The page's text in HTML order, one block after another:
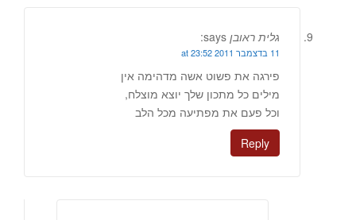
גלית ראובן says:
11 בדצמבר 2011 at 23:52
פירגה את פשוט אשה מדהימה אין
מילים כל מתכון שלך יוצא מוצלח,
וכל פעם את מפתיעה מכל הלב
Reply